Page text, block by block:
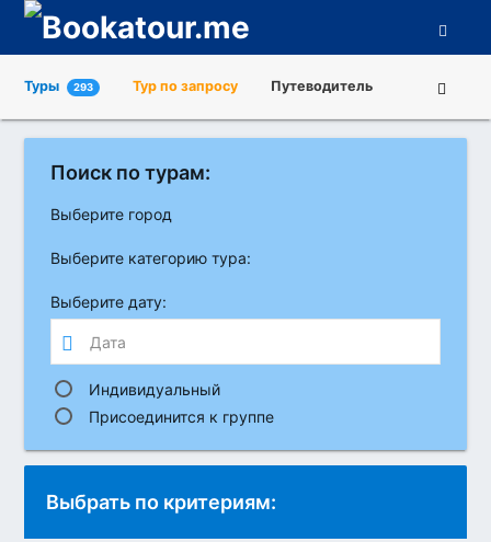
Туры 293 Тур по запросу Путеводитель
Города Достопримечательности
Поиск по турам:
Выберите город
Выберите категорию тура:
Выберите дату:
Индивидуальный
Присоединится к группе
Выбрать по критериям: